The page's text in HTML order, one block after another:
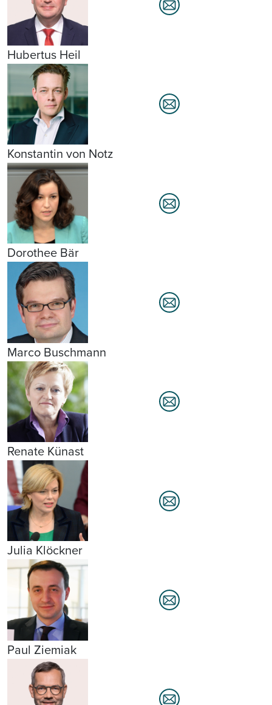
Hubertus Heil
Konstantin von Notz
Dorothee Bär
Marco Buschmann
Renate Künast
Julia Klöckner
Paul Ziemiak